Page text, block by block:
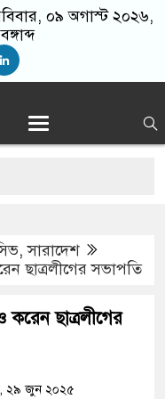
০৯ অগাস্ট ২০২৬,
,সারাদেশ
ছাত্রলীগের সভাপতি
করেন ছাত্রলীগের
২৯ জুন ২০২৫